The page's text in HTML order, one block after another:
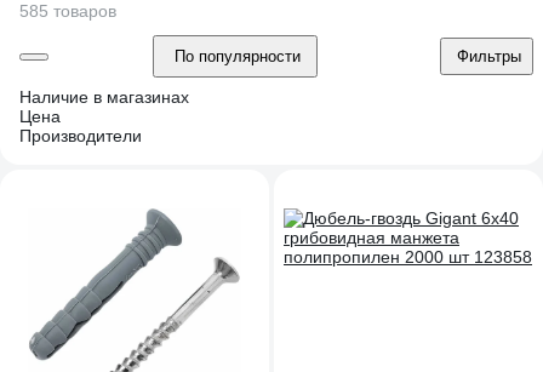
585 товаров
По популярности Фильтры
Наличие в магазинах
Цена
Производители